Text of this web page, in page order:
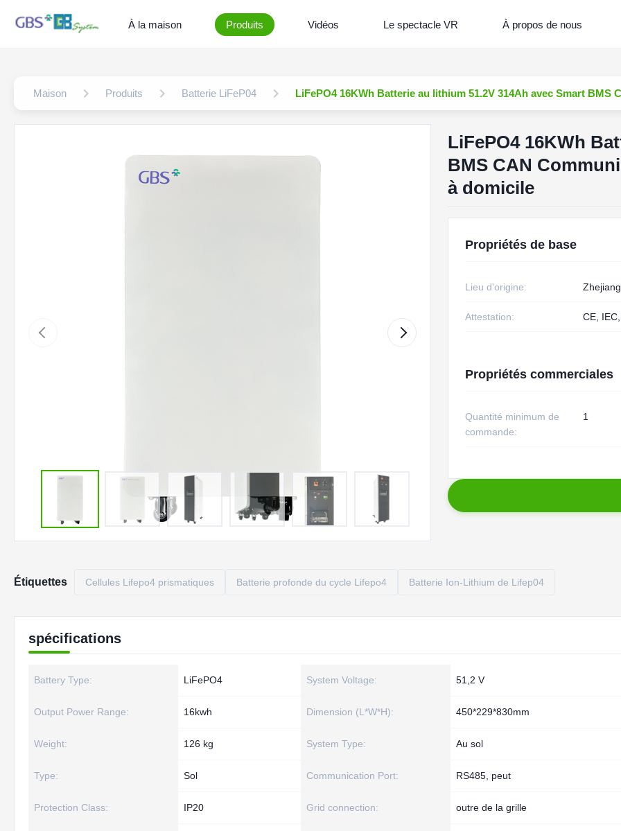
À la maison Produits Vidéos Le spectacle VR À propos de nous
Maison Produits Batterie LiFeP04 LiFePO4 16KWh Batterie au lithium 51.2V 314Ah avec Smart
LiFePO4 16KWh
BMS CAN
à domicile
Propriétés de base
Lieu d'origine:
Attestation: CE,
Propriétés commerciales
Quantité minimum de
commande:
1
Étiquettes Cellules Lifepo4 prismatiques Batterie profonde du cycle Lifepo4 Batterie Ion-Lithium de Lifep04
spécifications
Battery Type: LiFePO4 System Voltage: 51,2 V
Output Power Range: 16kwh Dimension (L*W*H): 450*229*830mm
Weight: 126 kg System Type: Au sol
Type: Sol Communication Port: RS485, peut
Protection Class: IP20 Grid connection: outre de la grille